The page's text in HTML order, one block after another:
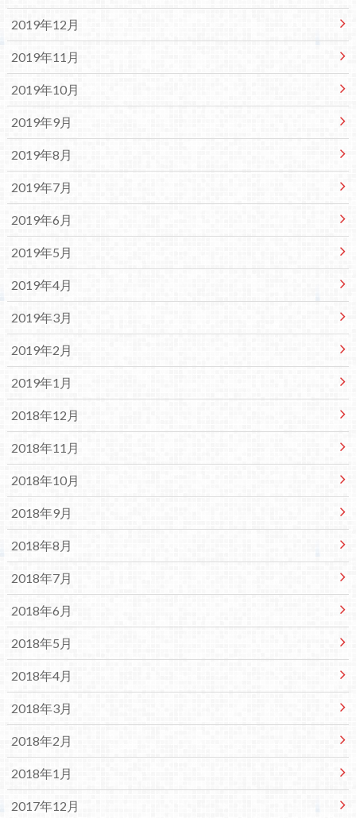
2019年12月
2019年11月
2019年10月
2019年9月
2019年8月
2019年7月
2019年6月
2019年5月
2019年4月
2019年3月
2019年2月
2019年1月
2018年12月
2018年11月
2018年10月
2018年9月
2018年8月
2018年7月
2018年6月
2018年5月
2018年4月
2018年3月
2018年2月
2018年1月
2017年12月